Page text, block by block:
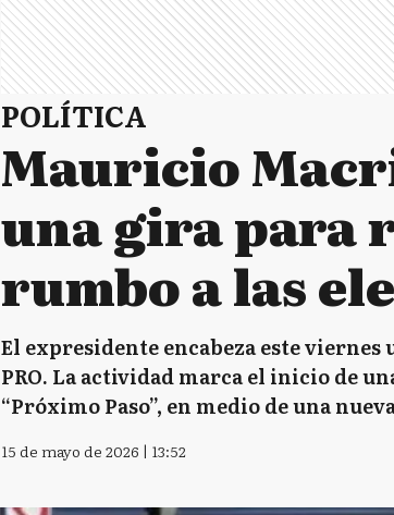
POLÍTICA
Mauricio
una gira para
rumbo a las
El expresidente encabeza este
PRO. La actividad marca el inicio de
“Próximo Paso”, en medio de una
15 de mayo de 2026 | 13:52